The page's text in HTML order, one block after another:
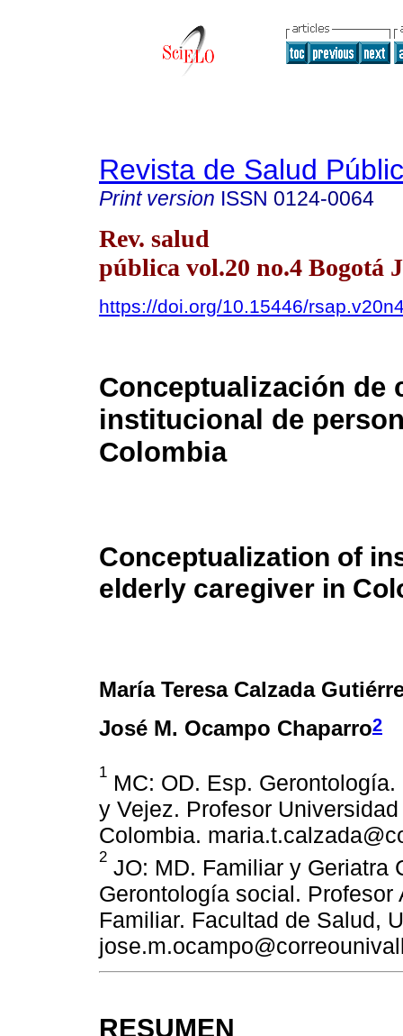
Revista de Salud
Print version ISSN 0124-0064
Rev. salud
pública vol.20 no.4 Bogotá
https://doi.org/10.15446/
Conceptualización de
institucional de
Colombia
Conceptualization of
elderly caregiver in
María Teresa Calzada
José M. Ocampo Chaparro2
1 MC: OD. Esp.
y Vejez. Profesor
Colombia.
2 JO: MD. Familiar y Geriatra
Gerontología social.
Familiar. Facultad de Salud,
RESUMEN